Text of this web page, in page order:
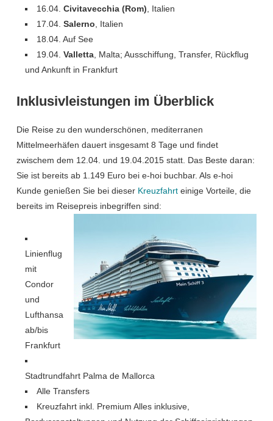
16.04. Civitavecchia (Rom) , Italien
17.04. Salerno , Italien
18.04. Auf See
19.04. Valletta, Malta; Ausschiffung, Transfer, Rückflug
und Ankunft in Frankfurt
Inklusivleistungen im Überblick
Die Reise zu den wunderschönen, mediterranen
Mittelmeerhäfen dauert insgesamt 8 Tage und findet
zwischem dem 12.04. und 19.04.2015 statt. Das Beste daran:
Sie ist bereits ab 1.149 Euro bei e-hoi buchbar. Als e-hoi
Kunde genießen Sie bei dieser Kreuzfahrteinige Vorteile, die
bereits im Reisepreis inbegriffen sind:
Linienflug
mit
Condor
und
Lufthansa
ab/bis
Frankfurt
Stadtrundfahrt Palma de Mallorca
Alle Transfers
Kreuzfahrt inkl. Premium Alles inklusive,